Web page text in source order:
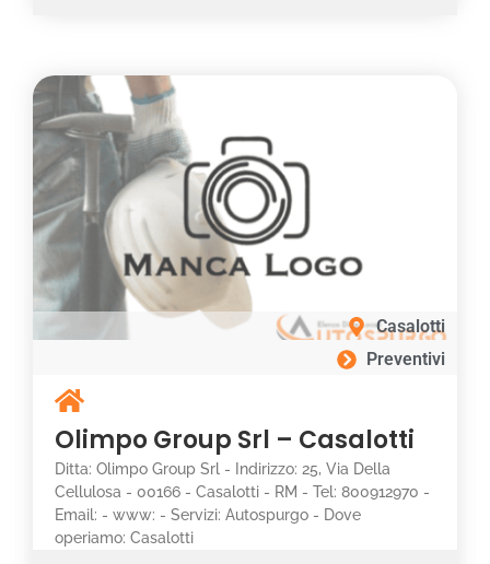
Casalotti
Preventivi
Olimpo Group Srl – Casalotti
Ditta: Olimpo Group Srl - Indirizzo: 25, Via Della
Cellulosa - 00166 - Casalotti - RM - Tel: 800912970 -
Email: - www: - Servizi: Autospurgo - Dove
operiamo: Casalotti